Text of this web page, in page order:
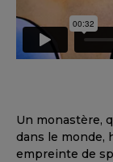
Un monastère,
dans le monde,
empreinte de